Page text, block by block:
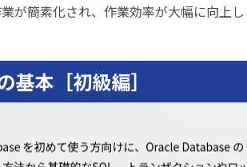
が簡素化され、作業効率が大幅に向上